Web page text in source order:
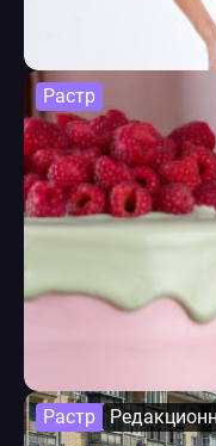
Растр
Растр